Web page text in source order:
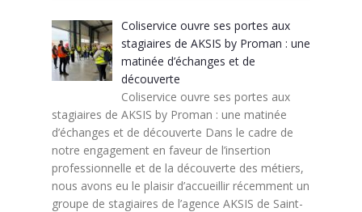
Coliservice ouvre ses portes aux
stagiaires de AKSIS by Proman : une
matinée d’échanges et de
découverte
Coliservice ouvre ses portes aux
stagiaires de AKSIS by Proman : une matinée
d’échanges et de découverte Dans le cadre de
notre engagement en faveur de l’insertion
professionnelle et de la découverte des métiers,
nous avons eu le plaisir d’accueillir récemment un
groupe de stagiaires de l’agence AKSIS de Saint-